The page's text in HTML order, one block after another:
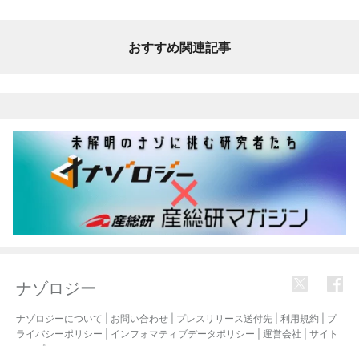
おすすめ関連記事
ナゾロジー
ナゾロジーについて お問い合わせ プレスリリース送付先 利用規約
プ
ライバシーポリシー
インフォマティブデータポリシー 運営会社
サイト